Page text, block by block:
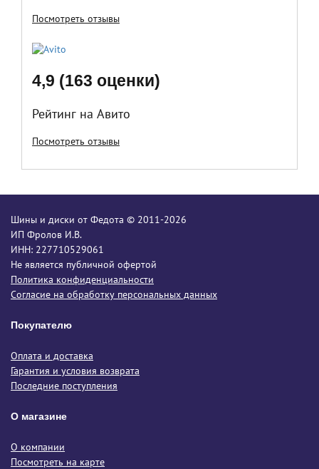
Посмотреть отзывы
4,9 (163 оценки)
Рейтинг на Авито
Посмотреть отзывы
Шины и диски от Федота © 2011-2026
ИП Фролов И.В.
ИНН: 227710529061
Не является публичной офертой
Политика конфиденциальности
Согласие на обработку персональных данных
Покупателю
Оплата и доставка
Гарантия и условия возврата
Последние поступления
О магазине
О компании
Посмотреть на карте